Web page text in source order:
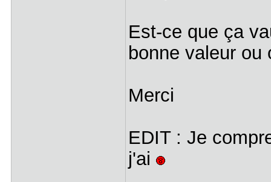
Est-ce que ça
bonne valeur ou
Merci
EDIT : Je
j'ai